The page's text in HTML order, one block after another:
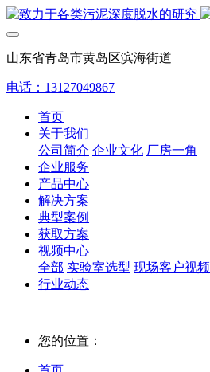
山东省青岛市黄岛区滨海街道
电话：13127049867
首页
关于我们
公司简介 企业文化 厂房一角
企业服务
产品中心
解决方案
典型案例
获取方案
视频中心
全部 实验室选型 现场客户视频
行业动态
您的位置：